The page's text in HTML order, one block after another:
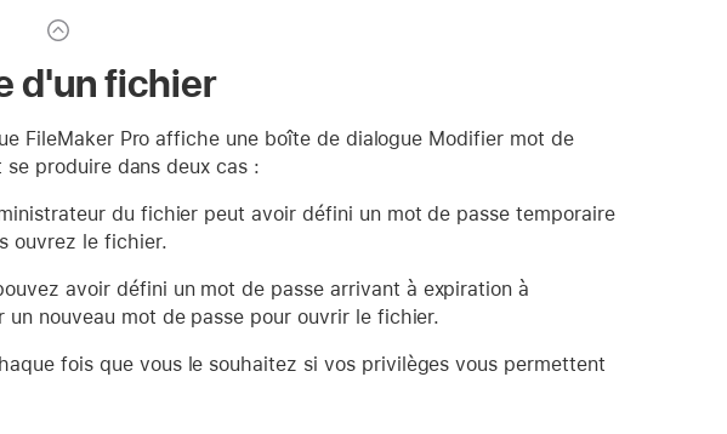
d'un fichier
FileMaker Pro affiche une boîte de dialogue Modifier mot de
produire dans deux cas :
du fichier peut avoir défini un mot de passe temporaire
ouvrez le fichier.
avoir défini un mot de passe arrivant à expiration à
nouveau mot de passe pour ouvrir le fichier.
fois que vous le souhaitez si vos privilèges vous permettent